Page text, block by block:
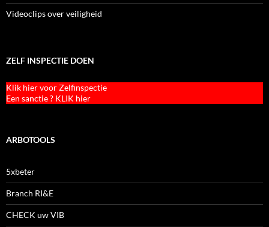
Videoclips over veiligheid
ZELF INSPECTIE DOEN
Klik hier voor Zelfinspectie
Een sanctie ? KLIK hier
ARBOTOOLS
5xbeter
Branch RI&E
CHECK uw VIB